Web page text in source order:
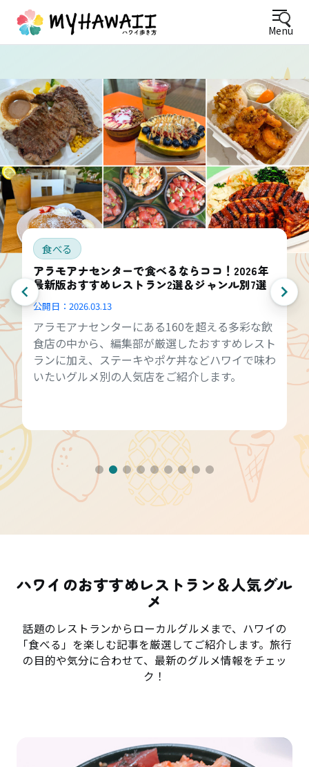
Menu
食べる
アラモアナセンターで食べるならココ！2026年
最新版おすすめレストラン2選＆ジャンル別7選
公開日： 2026.03.13
アラモアナセンターにある160を超える多彩な飲
食店の中から、編集部が厳選したおすすめレスト
ランに加え、ステーキやポケ丼などハワイで味わ
いたいグルメ別の人気店をご紹介します。
ハワイのおすすめレストラン＆人気グル
メ
話題のレストランからローカルグルメまで、ハワイの
「食べる」を楽しむ記事を厳選してご紹介します。旅行
の目的や気分に合わせて、最新のグルメ情報をチェッ
ク！